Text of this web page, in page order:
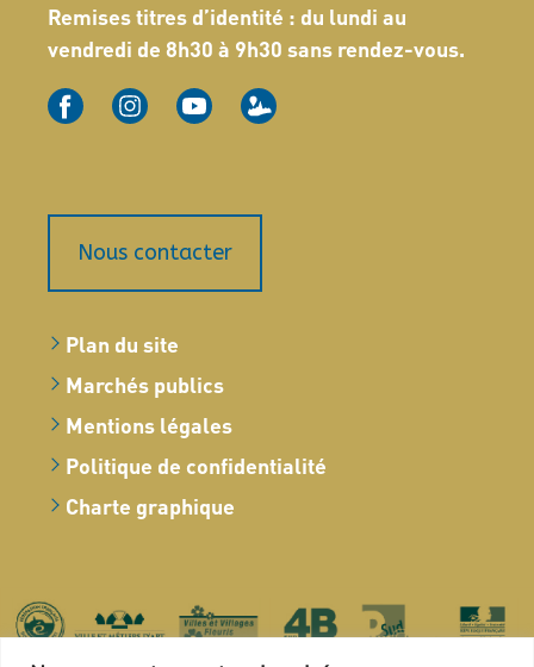
Remises titres d’identité : du lundi au
vendredi de 8h30 à 9h30 sans rendez-vous.
Nous contacter
Plan du site
Marchés publics
Mentions légales
Politique de confidentialité
Charte graphique